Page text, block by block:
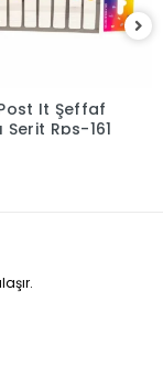
Sepete Ekle
It Şeffaf
Şerit Rps-161